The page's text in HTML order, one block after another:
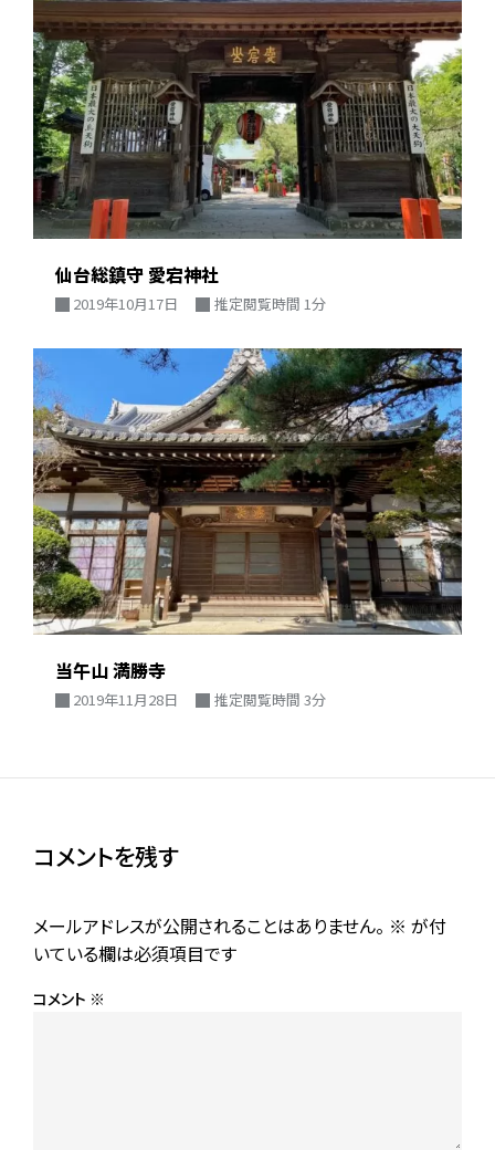
仙台総鎮守 愛宕神社
2019年10月17日 推定閲覧時間 1分
当午山 満勝寺
2019年11月28日 推定閲覧時間 3分
コメントを残す
メールアドレスが公開されることはありません。 ※ が付
いている欄は必須項目です
コメント ※